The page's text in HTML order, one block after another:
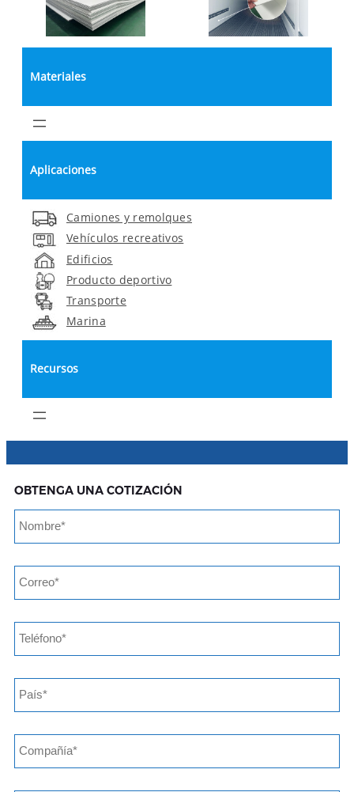
Materiales
Aplicaciones
Camiones y remolques
Vehículos recreativos
Edificios
Producto deportivo
Transporte
Marina
Recursos
OBTENGA UNA COTIZACIÓN